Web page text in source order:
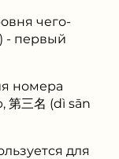
чего-
- первый
номера
三名 (dì sān
для